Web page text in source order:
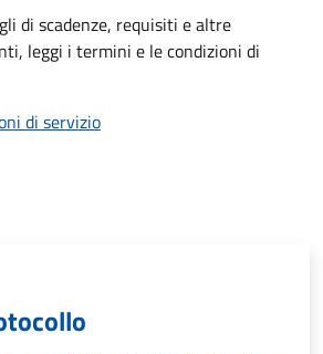
di scadenze, requisiti e altre
leggi i termini e le condizioni di
di servizio